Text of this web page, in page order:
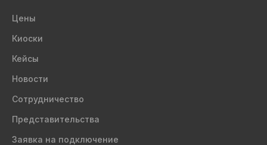
Цены
Киоски
Кейсы
Новости
Сотрудничество
Представительства
Заявка на подключение